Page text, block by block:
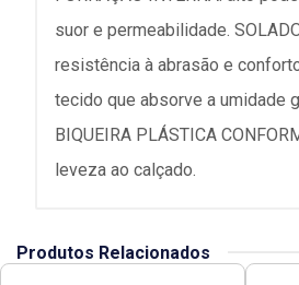
suor e permeabilidade.
resistência à abrasão e
tecido que absorve a umidade
BIQUEIRA PLÁSTICA
leveza ao calçado.
Produtos Relacionados